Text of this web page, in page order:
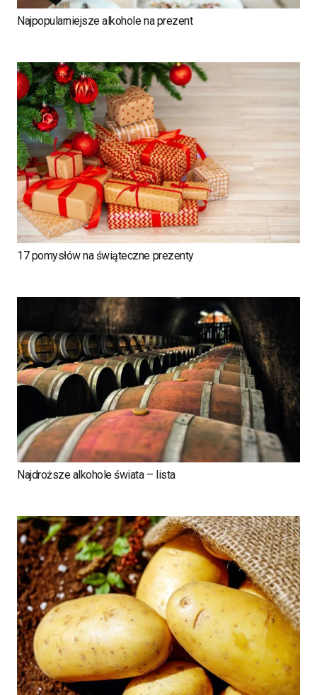
Najpopularniejsze alkohole na prezent
17 pomysłów na świąteczne prezenty
Najdroższe alkohole świata – lista